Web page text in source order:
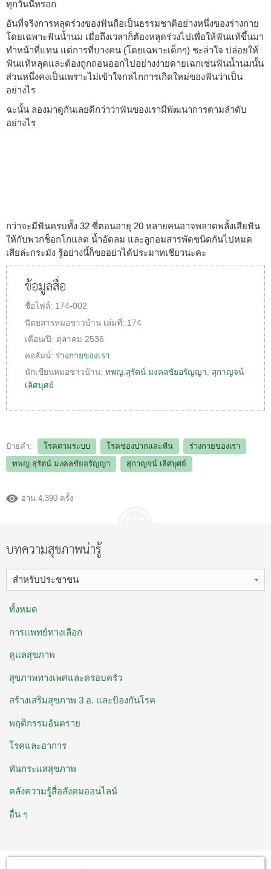
ทุกวันนี้หรอก
อันที่จริงการหลุดร่วงของฟันถือเป็นธรรมชาติอย่างหนึ่งของร่างกาย
โดยเฉพาะฟันน้ำนม เมื่อถึงเวลาก็ต้องหลุดร่วงไปเพื่อให้ฟันแท้ขึ้นมา
ทำหน้าที่แทน แต่การที่บางคน (โดยเฉพาะเด็กๆ) ชะล่าใจ ปล่อยให้
ฟันแท้หลุดและต้องถูกถอนออกไปอย่างง่ายดายเฉกเช่นฟันน้ำนมนั้น
ส่วนหนึ่งคงเป็นเพราะไม่เข้าใจกลไกการเกิดใหม่ของฟันว่าเป็น
อย่างไร
ฉะนั้น ลองมาดูกันเลยดีกว่าว่าฟันของเรามีพัฒนาการตามลำดับ
อย่างไร
กว่าจะมีฟันครบทั้ง 32 ซี่ตอนอายุ 20 หลายคนอาจพลาดพลั้งเสียฟัน
ให้กับพวกช็อกโกแลต น้ำอัดลม และลูกอมสารพัดชนิดกันไปหมด
เสียล่ะกระมัง รู้อย่างนี้ก็ขออย่าได้ประมาทเชียวนะคะ
ข้อมูลสื่อ
ชื่อไฟล์: 174-002
นิตยสารหมอชาวบ้าน เล่มที่: 174
เดือน/ปี: ตุลาคม 2536
คอลัมน์: ร่างกายของเรา
นักเขียนหมอชาวบ้าน: ทพญ.สุรัตน์ มงคลชัยอรัญญา
สุกาญจน์
เลิศบุศย์
ป้ายคำ: โรคตามระบบ โรคช่องปากและฟัน
ร่างกายของเรา
ทพญ.สุรัตน์ มงคลชัยอรัญญา
สุกาญจน์ เลิศบุศย์
อ่าน 4,390 ครั้ง
บทความสุขภาพน่ารู้
สำหรับประชาชน
ทั้งหมด
การแพทย์ทางเลือก
ดูแลสุขภาพ
สุขภาพทางเพศและครอบครัว
สร้างเสริมสุขภาพ 3 อ. ​และป้องกันโรค
พฤติกรรมอันตราย
โรคและอาการ
ทันกระแสสุขภาพ
คลังความรู้สื่อสังคมออนไลน์
อื่น ๆ